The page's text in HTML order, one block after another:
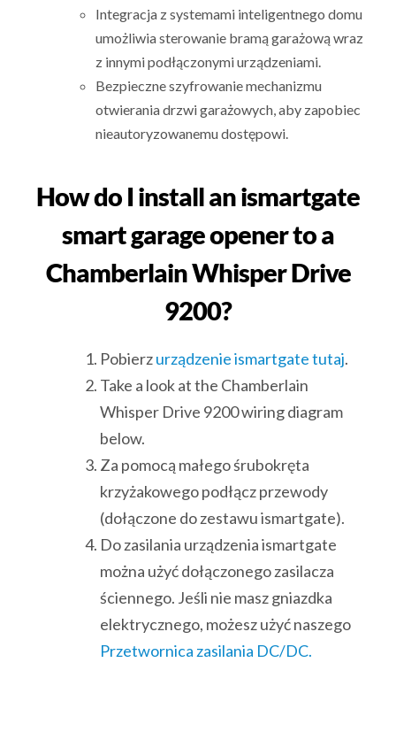
Integracja z systemami inteligentnego domu
umożliwia sterowanie bramą garażową wraz
z innymi podłączonymi urządzeniami.
Bezpieczne szyfrowanie mechanizmu
otwierania drzwi garażowych, aby zapobiec
nieautoryzowanemu dostępowi.
How do I install an ismartgate
smart garage opener to a
Chamberlain Whisper Drive
9200?
Pobierzurządzenie ismartgate tutaj.
Take a look at the Chamberlain
Whisper Drive 9200 wiring diagram
below.
Za pomocą małego śrubokręta
krzyżakowego podłącz przewody
(dołączone do zestawu ismartgate).
Do zasilania urządzenia ismartgate
można użyć dołączonego zasilacza
ściennego. Jeśli nie masz gniazdka
elektrycznego, możesz użyć naszego
Przetwornica zasilania DC/DC.